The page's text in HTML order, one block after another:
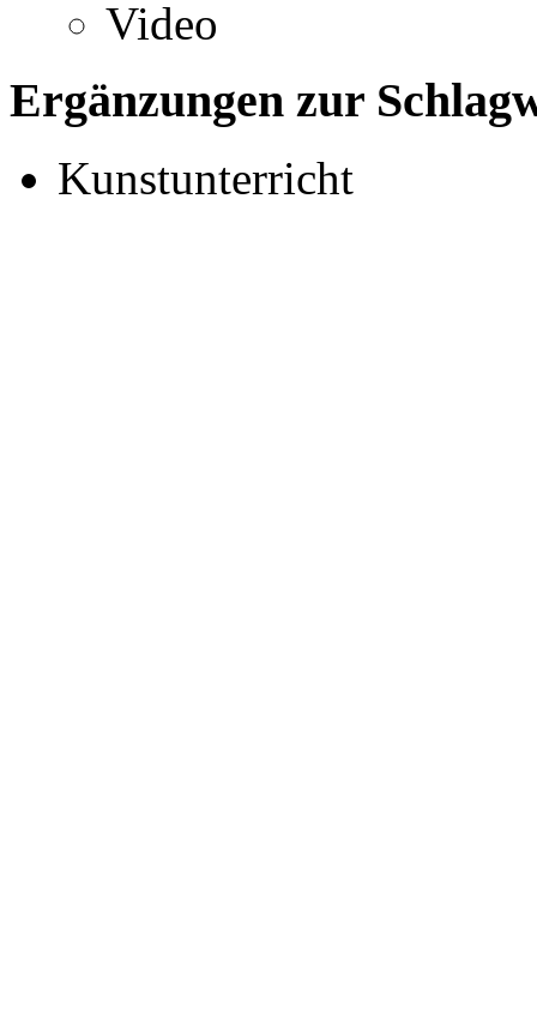
Video
Ergänzungen zur
Kunstunterricht